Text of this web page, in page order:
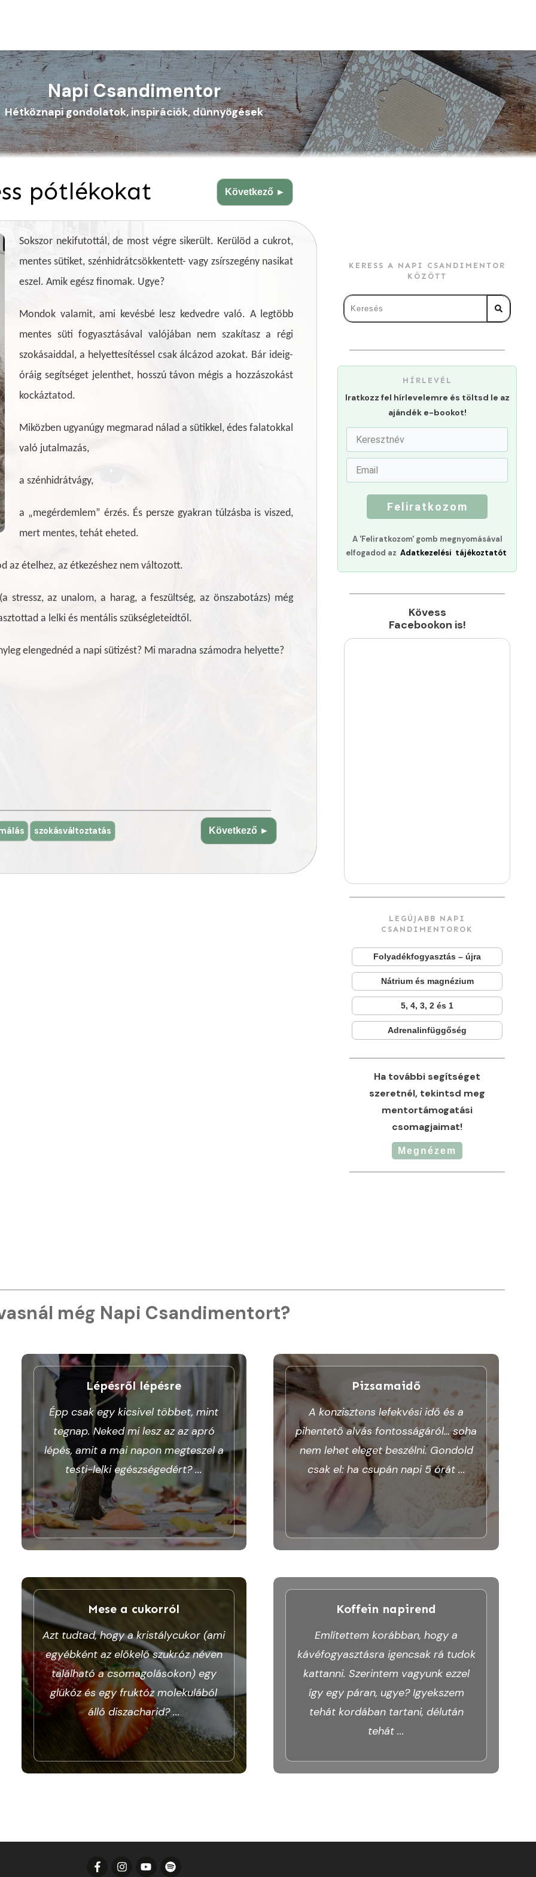
Napi Csandimentor
Hétköznapi gondolatok, inspirációk, dünnyögések
Következő ►
pótlékokat
Sokszor nekifutottál, de most végre sikerült. Kerülöd a cukrot,
mentes sütiket, szénhidrátcsökkentett- vagy zsírszegény nasikat
eszel. Amik egész finomak. Ugye?
Mondok valamit, ami kevésbé lesz kedvedre való. A legtöbb
mentes süti fogyasztásával valójában nem szakítasz a régi
szokásaiddal, a helyettesítéssel csak álcázod azokat. Bár ideig-
óráig segítséget jelenthet, hosszú távon mégis a hozzászokást
kockáztatod.
Miközben ugyanúgy megmarad nálad a sütikkel, édes falatokkal
való jutalmazás,
a szénhidrátvágy,
a „megérdemlem” érzés. És persze gyakran túlzásba is viszed,
mert mentes, tehát eheted.
az ételhez, az étkezéshez nem változott.
az unalom, a harag, a feszültség, az önszabotázs) még
a lelki és mentális szükségleteidtől.
elengednéd a napi sütizést? Mi maradna számodra helyette?
Következő ►
szokásváltoztatás
KERESS A NAPI CSANDIMENTOR
KÖZÖTT
HÍRLEVÉL
Iratkozz fel hírlevelemre és töltsd le az
ajándék e-bookot!
Feliratkozom
A 'Feliratkozom' gomb megnyomásával
elfogadod az Adatkezelési tájékoztatót
Kövess
Facebookon is!
LEGÚJABB NAPI
CSANDIMENTOROK
Folyadékfogyasztás – újra
Nátrium és magnézium
5, 4, 3, 2 és 1
Adrenalinfüggőség
Ha további segítséget
szeretnél, tekintsd meg
mentortámogatási
csomagjaimat!
Megnézem
még Napi Csandimentort?
Lépésről lépésre
Épp csak egy kicsivel többet, mint
tegnap. Neked mi lesz az az apró
lépés, amit a mai napon megteszel a
testi-lelki egészségedért?...
Pizsamaidő
A konzisztens lefekvési idő és a
pihentető alvás fontosságáról… soha
nem lehet eleget beszélni. Gondold
csak el: ha csupán napi 5 órát ...
Mese a cukorról
Azt tudtad, hogy a kristálycukor (ami
egyébként az előkelő szukróz néven
található a csomagolásokon) egy
glükóz és egy fruktóz molekulából
álló diszacharid?...
Koffein napirend
Említettem korábban, hogy a
kávéfogyasztásra igencsak rá tudok
kattanni. Szerintem vagyunk ezzel
így egy páran, ugye? Igyekszem
tehát kordában tartani, délután
tehát...